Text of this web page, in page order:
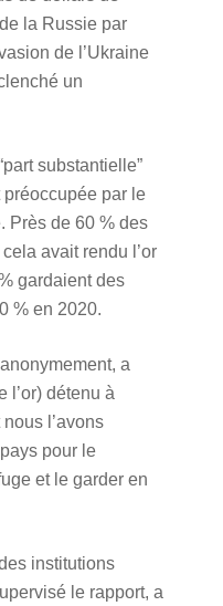
la Russie par
de l’Ukraine
un
substantielle”
par le
Près de 60 % des
avait rendu l’or
gardaient des
% en 2020.
a
l’or) détenu à
l’avons
pour le
et le garder en
institutions
le rapport, a